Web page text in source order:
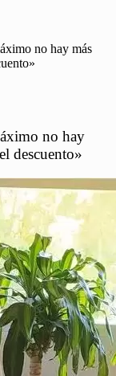
no hay más
no hay
descuento»